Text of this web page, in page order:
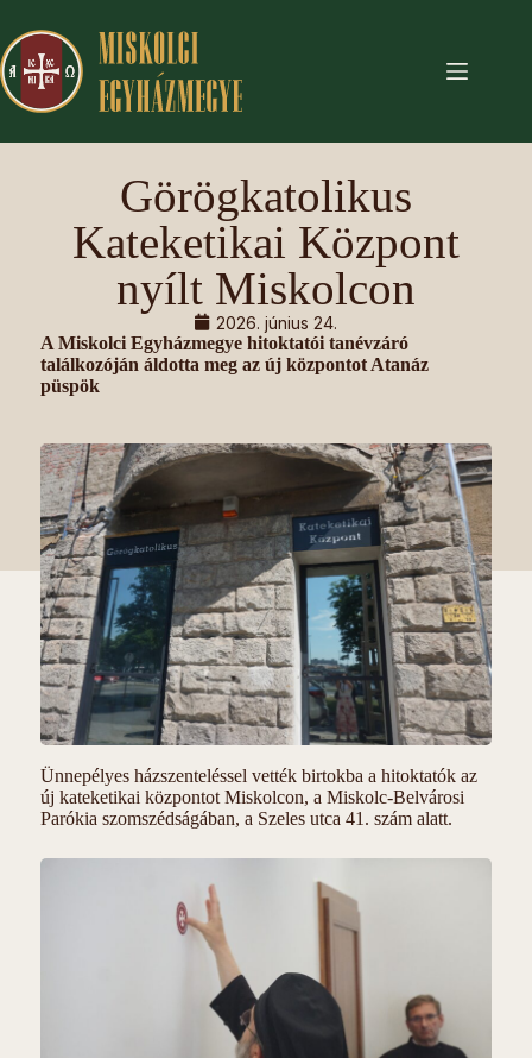
Görögkatolikus
Kateketikai Központ
nyílt Miskolcon
2026. június 24.
A Miskolci Egyházmegye hitoktatói tanévzáró
találkozóján áldotta meg az új központot Atanáz
püspök
Ünnepélyes házszenteléssel vették birtokba a hitoktatók az
új kateketikai központot Miskolcon, a Miskolc-Belvárosi
Parókia szomszédságában, a Szeles utca 41. szám alatt.